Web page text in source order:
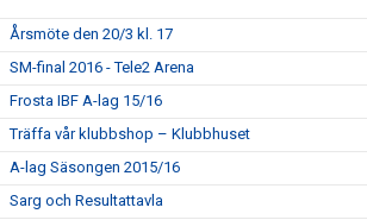
Årsmöte den 20/3 kl. 17
SM-final 2016 - Tele2 Arena
Frosta IBF A-lag 15/16
Träffa vår klubbshop – Klubbhuset
A-lag Säsongen 2015/16
Sarg och Resultattavla